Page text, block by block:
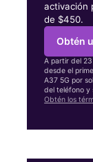
activación
de $450.
Obtén
A partir del
desde el
A37 5G por
del teléfono y
Obtén los